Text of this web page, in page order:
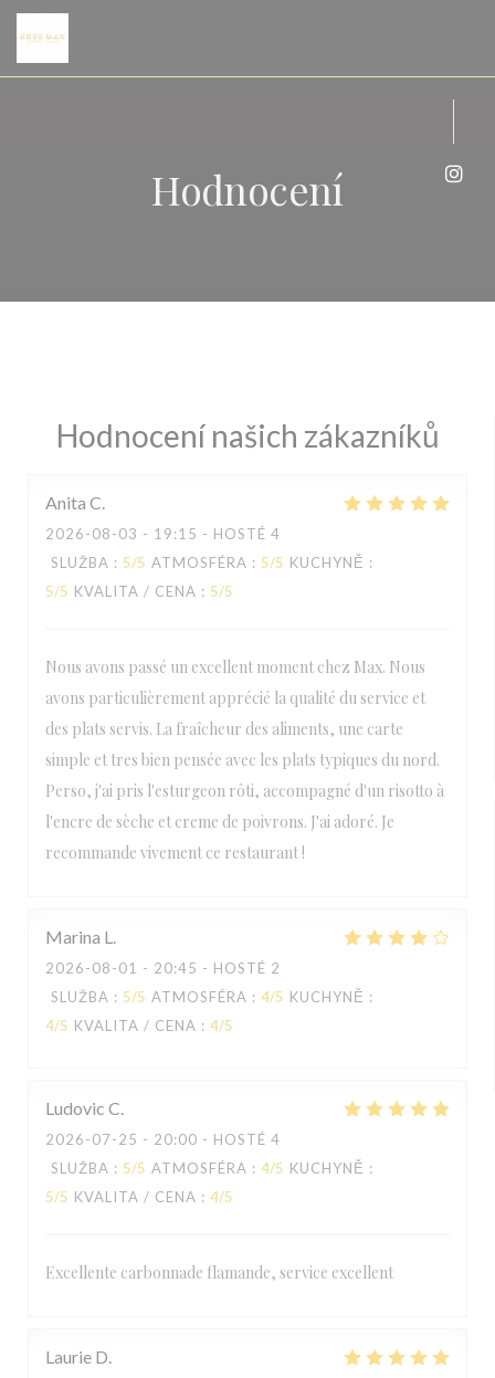
Panel pro správu cookies
Hodnocení
Hodnocení našich zákazníků
Anita C
2026-08-03 - 19:15 - HOSTÉ 4
SLUŽBA : 5/5 ATMOSFÉRA : 5/5 KUCHYNĚ :
5/5 KVALITA / CENA : 5/5
Nous avons passé un excellent moment chez Max. Nous
avons particulièrement apprécié la qualité du service et
des plats servis. La fraîcheur des aliments, une carte
simple et tres bien pensée avec les plats typiques du nord.
Perso, j'ai pris l'esturgeon rôti, accompagné d'un risotto à
l'encre de sèche et creme de poivrons. J'ai adoré. Je
recommande vivement ce restaurant !
Marina L
2026-08-01 - 20:45 - HOSTÉ 2
SLUŽBA : 5/5 ATMOSFÉRA : 4/5 KUCHYNĚ :
4/5 KVALITA / CENA : 4/5
Ludovic C
2026-07-25 - 20:00 - HOSTÉ 4
SLUŽBA : 5/5 ATMOSFÉRA : 4/5 KUCHYNĚ :
5/5 KVALITA / CENA : 4/5
Excellente carbonnade flamande, service excellent
Laurie D